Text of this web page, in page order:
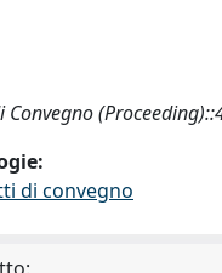
di convegno